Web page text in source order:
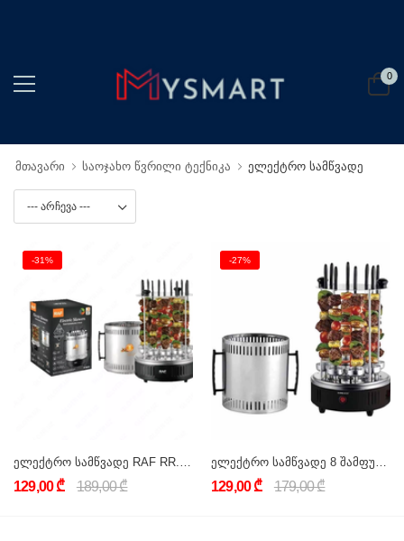
0
მთავარი საოჯახო წვრილი ტექნიკა ელექტრო სამწვადე
-31%
129,00 ₾ 189,00 ₾
-27%
129,00 ₾ 179,00 ₾